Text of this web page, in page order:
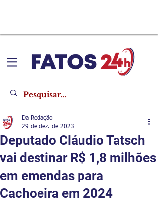
Deputado Cláudio Tatsch
vai destinar R$ 1,8 milhões
em emendas para
Cachoeira em 2024
Da Redação
29 de dez. de 2023